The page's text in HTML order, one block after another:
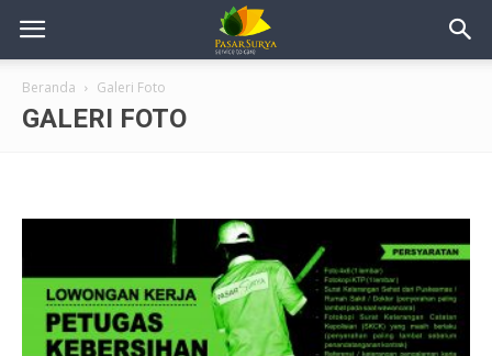
Beranda Galeri Foto
GALERI FOTO